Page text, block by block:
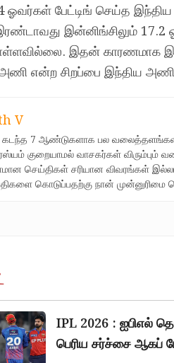
ஓவர்கள் பேட்டிங் செய்த
இன்னிங்சிலும்
இதன் காரணமாக
என்ற சிறப்பை இந்திய
V
7 ஆண்டுகளாக பல
குறையாமல் வாசகர்கள்
செய்திகள் சரியான விவரங்கள்
கொடுப்பதற்கு நான் முன்னுரிமை
IPL 2026 : ஐபிஎல்
பெரிய சர்ச்சை ஆகப்